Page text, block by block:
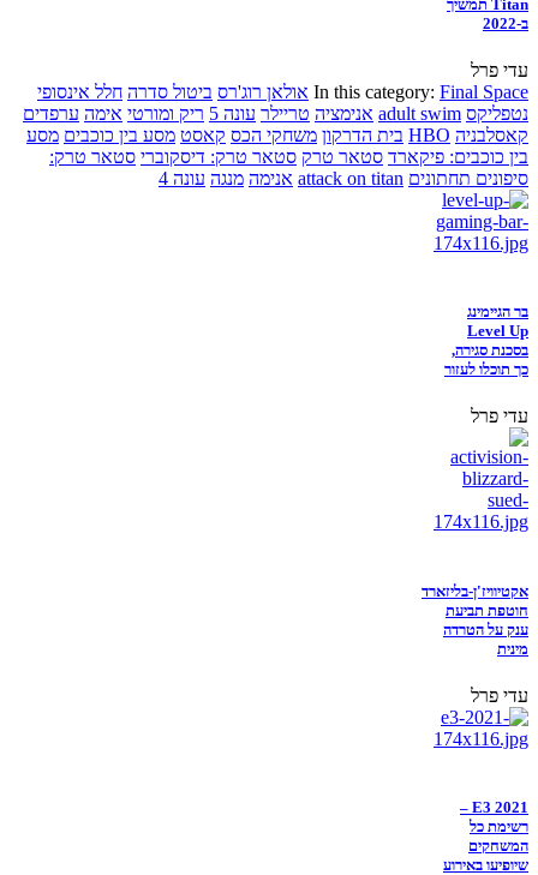
Titan תמשיך
ב-2022
עדי פרל
In this category: Final Space אולאן רוג'רס ביטול סדרה חלל אינסופי
נטפליקס adult swim אנימציה טריילר עונה 5 ריק ומורטי אימה ערפדים
קאסלבניה HBO בית הדרקון משחקי הכס קאסט מסע בין כוכבים מסע
בין כוכבים: פיקארד סטאר טרק סטאר טרק: דיסקוברי סטאר טרק:
סיפונים תחתונים attack on titan אנימה מנגה עונה 4
בר הגיימינג
Level Up
בסכנת סגירה,
כך תוכלו לעזור
עדי פרל
אקטיוויז'ן-בליזארד
חוטפת תביעת
ענק על הטרדה
מינית
עדי פרל
E3 2021 –
רשימת כל
המשחקים
שיופיעו באירוע